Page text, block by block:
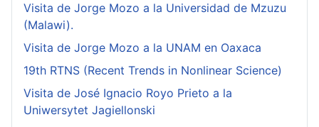
Visita de Jorge Mozo a la Universidad de Mzuzu
(Malawi).
Visita de Jorge Mozo a la UNAM en Oaxaca
19th RTNS (Recent Trends in Nonlinear Science)
Visita de José Ignacio Royo Prieto a la
Uniwersytet Jagiellonski